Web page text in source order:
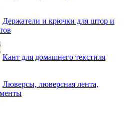
Держатели и крючки для штор и
Кант для домашнего текстиля
Люверсы, люверсная лента,